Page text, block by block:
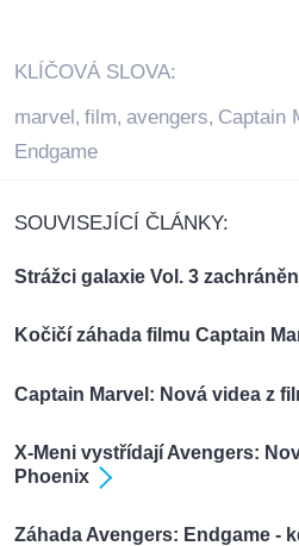
KLÍČOVÁ SLOVA:
marvel , film, avengers, Captain
Endgame
SOUVISEJÍCÍ ČLÁNKY:
Strážci galaxie Vol. 3
Kočičí záhada filmu Captain
Captain Marvel: Nová videa z
X-Meni vystřídají Avengers:
Phoenix
Záhada Avengers: Endgame -